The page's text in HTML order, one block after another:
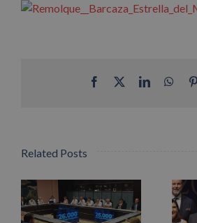
Facebook LinkedIn
Related Posts